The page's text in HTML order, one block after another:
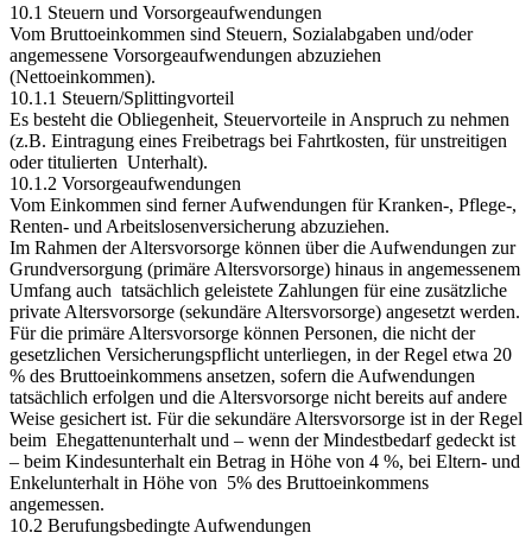
10.1 Steuern und Vorsorgeaufwendungen
Vom Bruttoeinkommen sind Steuern, Sozialabgaben und/oder
angemessene Vorsorgeaufwendungen abzuziehen
(Nettoeinkommen).
10.1.1 Steuern/Splittingvorteil
Es besteht die Obliegenheit, Steuervorteile in Anspruch zu nehmen
(z.B. Eintragung eines Freibetrags bei Fahrtkosten, für unstreitigen
oder titulierten Unterhalt).
10.1.2 Vorsorgeaufwendungen
Vom Einkommen sind ferner Aufwendungen für Kranken-, Pflege-,
Renten- und Arbeitslosenversicherung abzuziehen.
Im Rahmen der Altersvorsorge können über die Aufwendungen zur
Grundversorgung (primäre Altersvorsorge) hinaus in angemessenem
Umfang auch tatsächlich geleistete Zahlungen für eine zusätzliche
private Altersvorsorge (sekundäre Altersvorsorge) angesetzt werden.
Für die primäre Altersvorsorge können Personen, die nicht der
gesetzlichen Versicherungspflicht unterliegen, in der Regel etwa 20
% des Bruttoeinkommens ansetzen, sofern die Aufwendungen
tatsächlich erfolgen und die Altersvorsorge nicht bereits auf andere
Weise gesichert ist. Für die sekundäre Altersvorsorge ist in der Regel
beim Ehegattenunterhalt und – wenn der Mindestbedarf gedeckt ist
– beim Kindesunterhalt ein Betrag in Höhe von 4 %, bei Eltern- und
Enkelunterhalt in Höhe von 5% des Bruttoeinkommens
angemessen.
10.2 Berufungsbedingte Aufwendungen